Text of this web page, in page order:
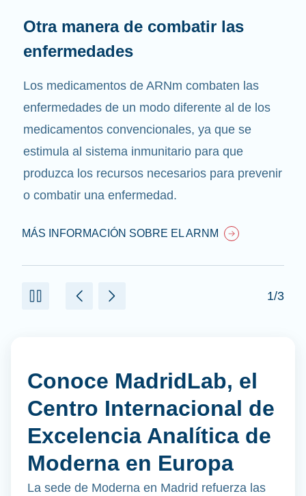
Otra manera de combatir las
enfermedades
Los medicamentos de ARNm combaten las
enfermedades de un modo diferente al de los
medicamentos convencionales, ya que se
estimula al sistema inmunitario para que
produzca los recursos necesarios para prevenir
o combatir una enfermedad.
MÁS INFORMACIÓN SOBRE EL ARNM
1/3
Conoce MadridLab, el
Centro Internacional de
Excelencia Analítica de
Moderna en Europa
La sede de Moderna en Madrid refuerza las